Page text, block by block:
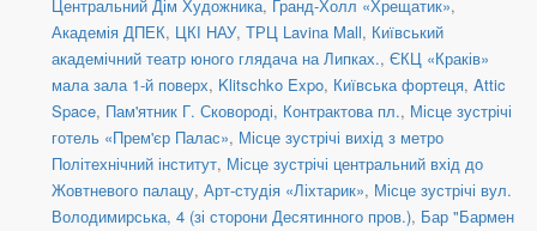
Центральний Дім Художника, Гранд-Холл «Хрещатик»,
Академія ДПЕК, ЦКІ НАУ, ТРЦ Lavina Mall, Київський
академічний театр юного глядача на Липках., ЄКЦ «Краків»
мала зала 1-й поверх, Klitschko Expo, Київська фортеця, Attic
Space, Пам'ятник Г. Сковороді, Контрактова пл., Місце зустрічі
готель «Прем'єр Палас», Місце зустрічі вихід з метро
Політехнічний інститут, Місце зустрічі центральний вхід до
Жовтневого палацу, Арт-студія «Ліхтарик», Місце зустрічі вул.
Володимирська, 4 (зі сторони Десятинного пров.), Бар "Бармен